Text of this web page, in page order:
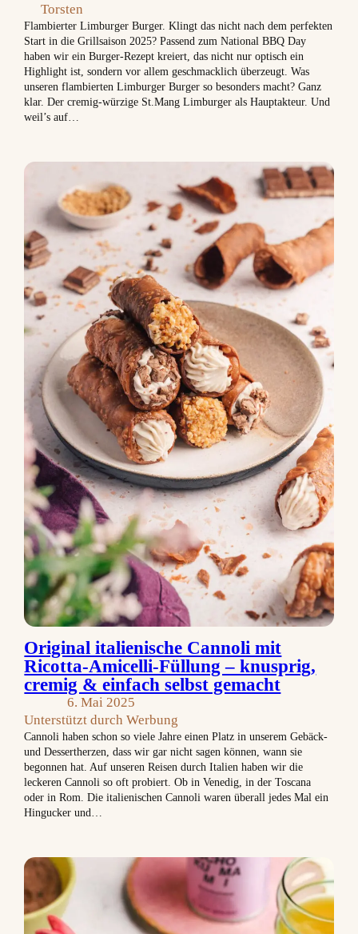
Torsten
Flambierter Limburger Burger. Klingt das nicht nach dem perfekten
Start in die Grillsaison 2025? Passend zum National BBQ Day
haben wir ein Burger-Rezept kreiert, das nicht nur optisch ein
Highlight ist, sondern vor allem geschmacklich überzeugt. Was
unseren flambierten Limburger Burger so besonders macht? Ganz
klar. Der cremig-würzige St.Mang Limburger als Hauptakteur. Und
weil’s auf…
Original italienische Cannoli mit
Ricotta-Amicelli-Füllung – knusprig,
cremig & einfach selbst gemacht
6. Mai 2025
Unterstützt durch Werbung
Cannoli haben schon so viele Jahre einen Platz in unserem Gebäck-
und Dessertherzen, dass wir gar nicht sagen können, wann sie
begonnen hat. Auf unseren Reisen durch Italien haben wir die
leckeren Cannoli so oft probiert. Ob in Venedig, in der Toscana
oder in Rom. Die italienischen Cannoli waren überall jedes Mal ein
Hingucker und…